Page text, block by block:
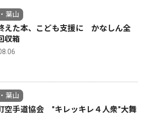
葉山
えた本、こども支援に かなしん全
収箱
葉山
空手道協会 "キレッキレ４人衆"大舞